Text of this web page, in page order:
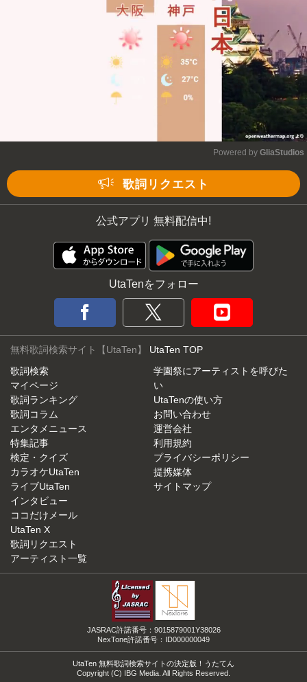
Powered by GliaStudios
歌詞リクエスト
公式アプリ 無料配信中!
UtaTenをフォロー
無料歌詞検索サイト【UtaTen】 UtaTen TOP
歌詞検索
マイページ
歌詞ランキング
歌詞コラム
エンタメニュース
特集記事
検定・クイズ
カラオケUtaTen
ライブUtaTen
インタビュー
ココだけメール
UtaTen X
歌詞リクエスト
アーティスト一覧
学園祭にアーティストを呼びた
い
UtaTenの使い方
お問い合わせ
運営会社
利用規約
プライバシーポリシー
提携媒体
サイトマップ
JASRAC許諾番号：9015879001Y38026
NexTone許諾番号：ID000000049
UtaTen 無料歌詞検索サイトの決定版！うたてん
Copyright (C) IBG Media. All Rights Reserved.